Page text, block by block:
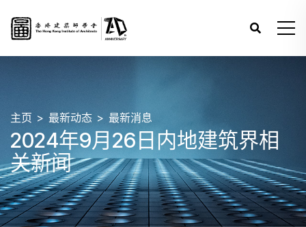
主页 最新动态 最新消息
2024年9月26日内地建筑界相
关新闻